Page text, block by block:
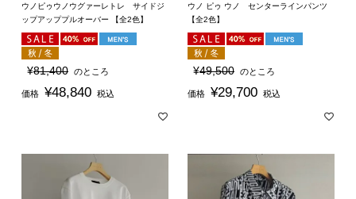
ウノピゥウノウグァーレトレ サイドジ
ップアッププルオーバー 【全2色】
¥81,400 のところ
価格 ¥48,840 税込
ウノ ピゥ ウノ センターラインパンツ
【全2色】
¥49,500 のところ
価格 ¥29,700 税込